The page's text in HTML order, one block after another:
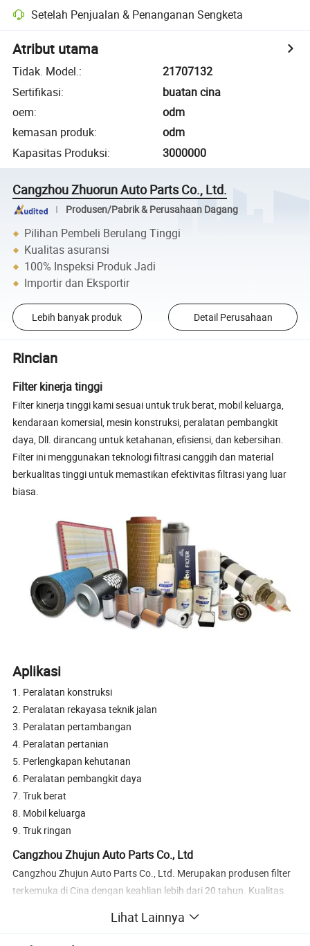
Setelah Penjualan & Penanganan Sengketa
Atribut utama
Tidak. Model.:
21707132
Sertifikasi:
buatan cina
oem:
odm
kemasan produk:
odm
Kapasitas Produksi: 3000000
Cangzhou Zhuorun Auto Parts Co., Ltd.
Produsen/Pabrik & Perusahaan Dagang
Pilihan Pembeli Berulang Tinggi
Kualitas asuransi
100% Inspeksi Produk Jadi
Importir dan Eksportir
Lebih banyak produk Detail Perusahaan
Rincian
Filter kinerja tinggi
Filter kinerja tinggi kami sesuai untuk truk berat, mobil keluarga,
kendaraan komersial, mesin konstruksi, peralatan pembangkit
daya, Dll. dirancang untuk ketahanan, efisiensi, dan kebersihan.
Filter ini menggunakan teknologi filtrasi canggih dan material
berkualitas tinggi untuk memastikan efektivitas filtrasi yang luar
biasa.
Aplikasi
1. Peralatan konstruksi
2. Peralatan rekayasa teknik jalan
3. Peralatan pertambangan
4. Peralatan pertanian
5. Perlengkapan kehutanan
6. Peralatan pembangkit daya
7. Truk berat
8. Mobil keluarga
9. Truk ringan
Cangzhou Zhujun Auto Parts Co., Ltd
Cangzhou Zhujun Auto Parts Co., Ltd. Merupakan produsen filter
terkemuka di Cina dengan keahlian lebih dari 20 tahun. Kualitas
negara, kami menyediakan elemen filter yang dapat diandalkan,
didukung oleh inovasi R&D dan kontrol kualitas yang ketat.
Lihat Lainnya